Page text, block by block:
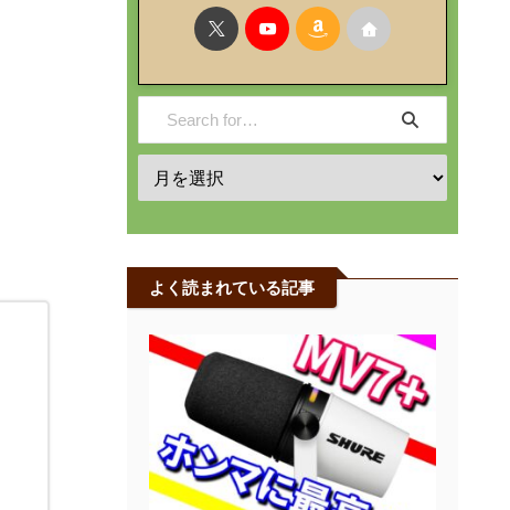
よく読まれている記事